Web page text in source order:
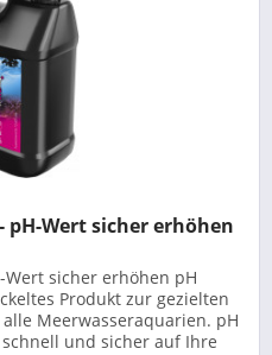
pH-Wert sicher erhöhen
Wert sicher erhöhen pH
Produkt zur gezielten
Meerwasseraquarien. pH
und sicher auf Ihre